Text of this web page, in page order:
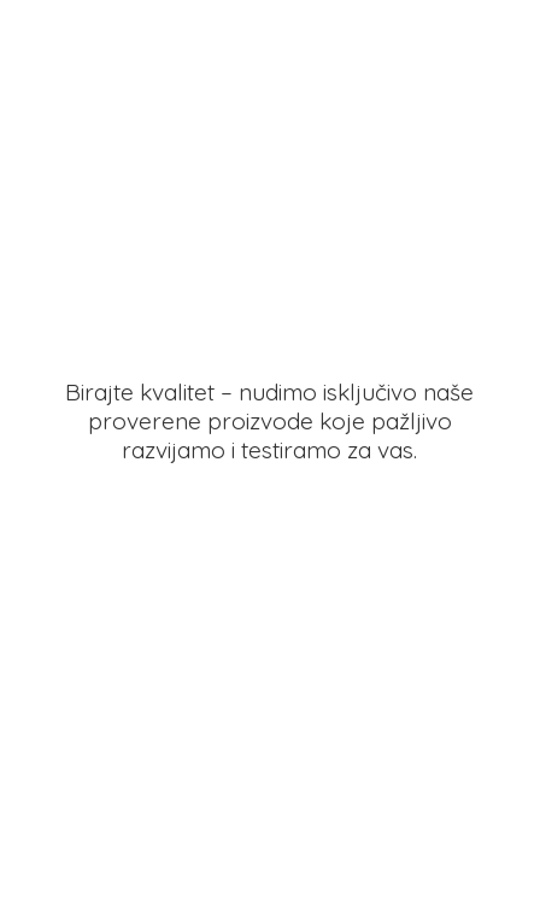
Birajte kvalitet – nudimo isključivo naše
proverene proizvode koje pažljivo
razvijamo i testiramo za vas.